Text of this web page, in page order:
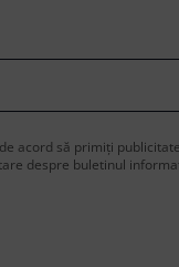
acord să primiți
despre buletinul